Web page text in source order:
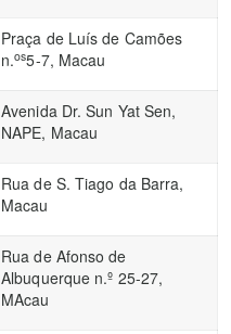
Praça de Luís de Camões
n.os5-7, Macau
Avenida Dr. Sun Yat Sen,
NAPE, Macau
Rua de S. Tiago da Barra,
Macau
Rua de Afonso de
Albuquerque n.º 25-27,
MAcau